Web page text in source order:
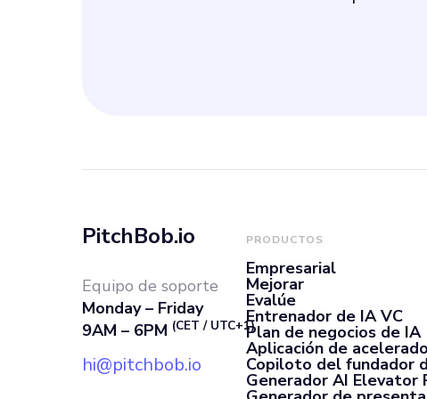
PitchBob.io
Equipo de soporte
Monday – Friday
9AM – 6PM (CET / UTC+1)
hi@pitchbob.io
PRODUCTOS
Empresarial
Mejorar
Evalúe
Entrenador de IA VC
Plan de negocios de IA
Aplicación de
Copiloto del fundador
Generador AI Elevator